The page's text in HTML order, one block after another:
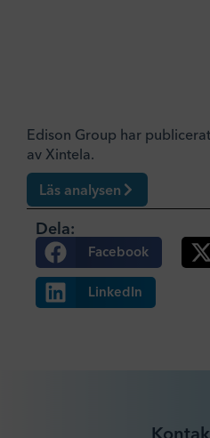
Edison Group har
av Xintela.
Läs analysen
Dela:
Facebook
LinkedIn